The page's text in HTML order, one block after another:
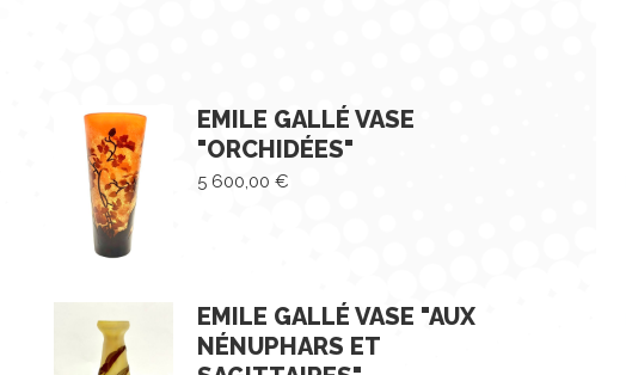
EMILE GALLÉ VASE
"ORCHIDÉES"
5 600,00 €
EMILE GALLÉ VASE "AUX
NÉNUPHARS ET